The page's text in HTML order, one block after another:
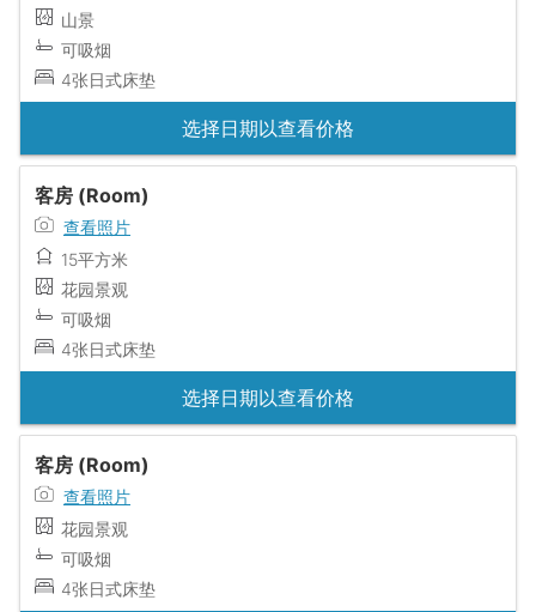
山景
可吸烟
4张日式床垫
选择日期以查看价格
客房 (Room)
查看照片
15平方米
花园景观
可吸烟
4张日式床垫
选择日期以查看价格
客房 (Room)
查看照片
花园景观
可吸烟
4张日式床垫